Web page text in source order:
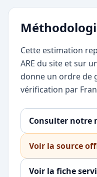
Cette estimation
ARE du site et sur
donne un ordre de
vérification par
Consulter notre
Voir la source
Voir la fiche